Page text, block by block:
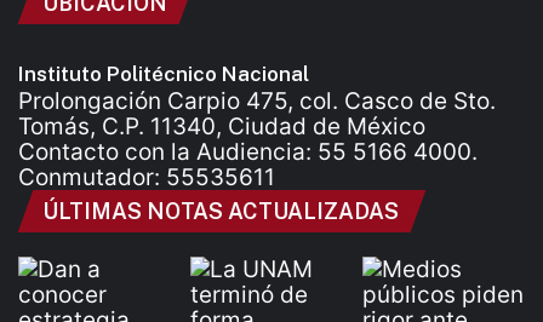
Instituto Politécnico Nacional
Prolongación Carpio 475, col. Casco de Sto.
Tomás, C.P. 11340, Ciudad de México
Contacto con la Audiencia: 55 5166 4000.
Conmutador: 55535611
ÚLTIMAS NOTAS ACTUALIZADAS